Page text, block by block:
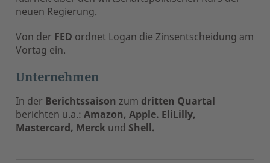
neuen Regierung.
Von der FED ordnet Logan die Zinsentscheidung am
Vortag ein.
Unternehmen
In der Berichtssaison zum dritten Quartal
berichten u.a.: Amazon, Apple. EliLilly,
Mastercard, Merck und Shell.